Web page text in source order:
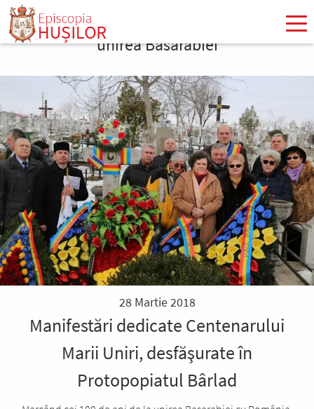
Mergi
conţinutul
unirea Basarabiei
28 Martie 2018
Manifestări dedicate Centenarului
Marii Uniri, desfăşurate în
Protopopiatul Bârlad